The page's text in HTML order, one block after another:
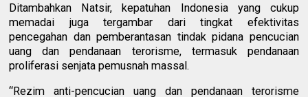
Ditambahkan Natsir, kepatuhan Indonesia yang cukup
memadai juga tergambar dari tingkat efektivitas
pencegahan dan pemberantasan tindak pidana pencucian
uang dan pendanaan terorisme, termasuk pendanaan
proliferasi senjata pemusnah massal.
“Rezim anti-pencucian uang dan pendanaan terorisme